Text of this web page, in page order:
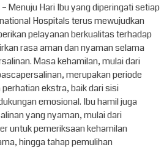
– Menuju Hari Ibu yang diperingati setiap
Hospitals terus mewujudkan
pelayanan berkualitas terhadap
rasa aman dan nyaman selama
Masa kehamilan, mulai dari
merupakan periode
ekstra, baik dari sisi
emosional. Ibu hamil juga
yang nyaman, mulai dari
untuk pemeriksaan kehamilan
hingga tahap pemulihan